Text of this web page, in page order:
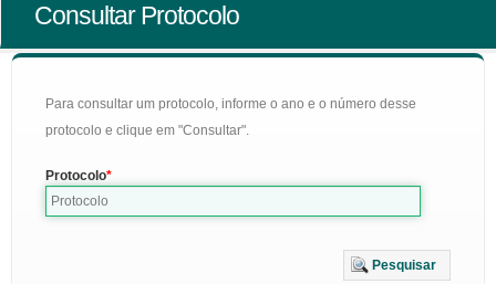
Consultar Protocolo
Para consultar um protocolo, informe o ano e o número desse
protocolo e clique em "Consultar".
Protocolo
Pesquisar